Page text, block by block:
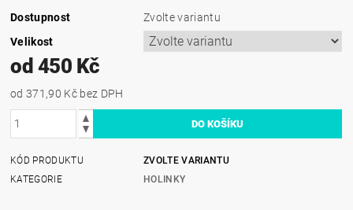
Dostupnost
Zvolte variantu
Velikost
od 450 Kč
od 371,90 Kč bez DPH
KÓD PRODUKTU
ZVOLTE VARIANTU
KATEGORIE
HOLINKY